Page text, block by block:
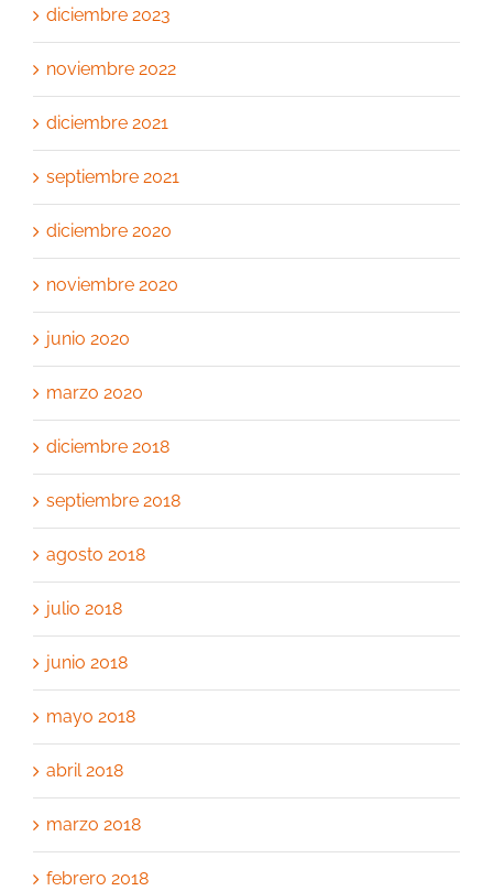
diciembre 2023
noviembre 2022
diciembre 2021
septiembre 2021
diciembre 2020
noviembre 2020
junio 2020
marzo 2020
diciembre 2018
septiembre 2018
agosto 2018
julio 2018
junio 2018
mayo 2018
abril 2018
marzo 2018
febrero 2018